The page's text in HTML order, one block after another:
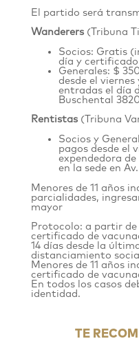
El partido será
Wanderers(Tribuna
Socios: Gratis
día y
Generales: $
desde el
entradas el día
Buschental
Rentistas(Tribuna
Socios y
pagos desde el
expendedora
en la sede en
Menores de 11 años
parcialidades,
mayor
Protocolo: a partir de
certificado de
14 días desde la
distanciamiento
Menores de 11 años
certificado de
En todos los casos
identidad.
TE